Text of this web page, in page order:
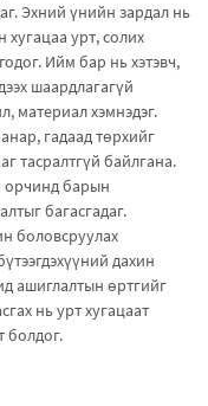
Эхний үнийн зардал нь
хугацаа урт, солих
Ийм бар нь хэтэвч,
шаардлагагүй
материал хэмнэдэг.
гадаад төрхийг
тасралтгүй байлгана.
орчинд барын
багасгадаг.
боловсруулах
дахин
ашиглалтын өртгийг
нь урт хугацаат
болдог.